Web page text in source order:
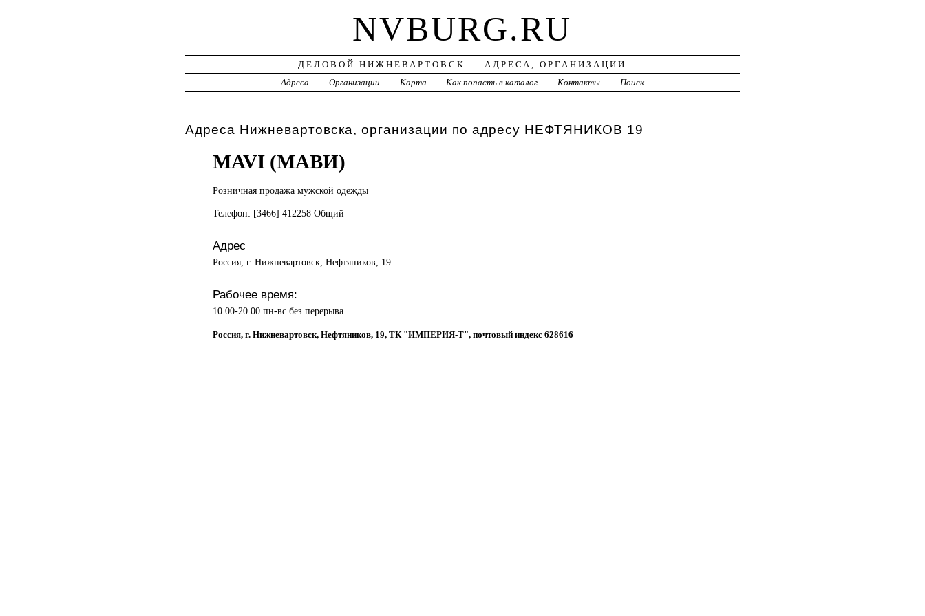
NVBURG.RU
ДЕЛОВОЙ НИЖНЕВАРТОВСК — АДРЕСА, ОРГАНИЗАЦИИ
Адреса
Организации Карта Как попасть в каталог Контакты Поиск
Адреса Нижневартовска, организации по адресу НЕФТЯНИКОВ 19
MAVI (МАВИ)
Розничная продажа мужской одежды
Телефон: [3466] 412258 Общий
Адрес
Россия, г. Нижневартовск, Нефтяников, 19
Рабочее время:
10.00-20.00 пн-вс без перерыва
Россия, г. Нижневартовск, Нефтяников, 19, ТК "ИМПЕРИЯ-Т", почтовый индекс 628616